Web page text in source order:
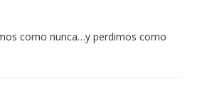
como nunca…y perdimos como